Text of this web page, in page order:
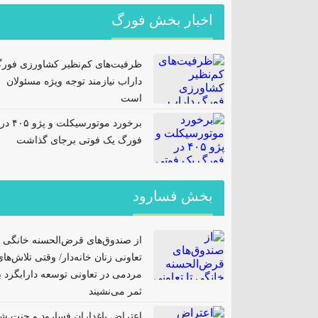
اخبار بخش فورگ
ظرفیت‌های کم‌نظیر کشاورزی
داراب نیازمند توجه ویژه مسئولان
است
برخورد موتورسیکلت و پژو ۴۰۵ در
فورگ یک فوتی برجای گذاشت
بخش فسارود
از صندوق‌های قرض‌الحسنه خانگی
تعاونی زنان خانه‌دار/ وقتی
مردمی در تعاونی توسعه دارابگرد
ثمر می‌نشیند